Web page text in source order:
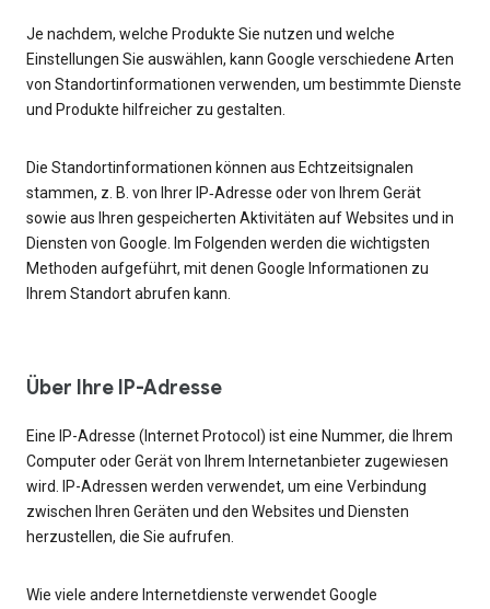
Je nachdem, welche Produkte Sie nutzen und welche
Einstellungen Sie auswählen, kann Google verschiedene Arten
von Standortinformationen verwenden, um bestimmte Dienste
und Produkte hilfreicher zu gestalten.
Die Standortinformationen können aus Echtzeitsignalen
stammen, z. B. von Ihrer IP‑Adresse oder von Ihrem Gerät
sowie aus Ihren gespeicherten Aktivitäten auf Websites und in
Diensten von Google. Im Folgenden werden die wichtigsten
Methoden aufgeführt, mit denen Google Informationen zu
Ihrem Standort abrufen kann.
Über Ihre IP-Adresse
Eine IP-Adresse (Internet Protocol) ist eine Nummer, die Ihrem
Computer oder Gerät von Ihrem Internetanbieter zugewiesen
wird. IP-Adressen werden verwendet, um eine Verbindung
zwischen Ihren Geräten und den Websites und Diensten
herzustellen, die Sie aufrufen.
Wie viele andere Internetdienste verwendet Google